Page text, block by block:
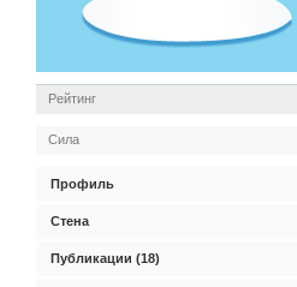
Рейтинг
Сила
Профиль
Стена
Публикации (18)